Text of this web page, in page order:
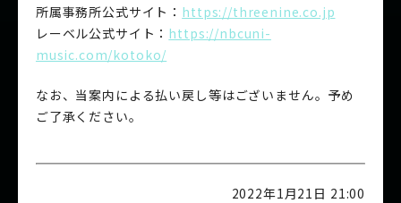
所属事務所公式サイト： https://threenine.co.jp
レーベル公式サイト： https://nbcuni-
music.com/kotoko/
なお、当案内による払い戻し等はございません。予め
ご了承ください。
2022年1月21日 21:00